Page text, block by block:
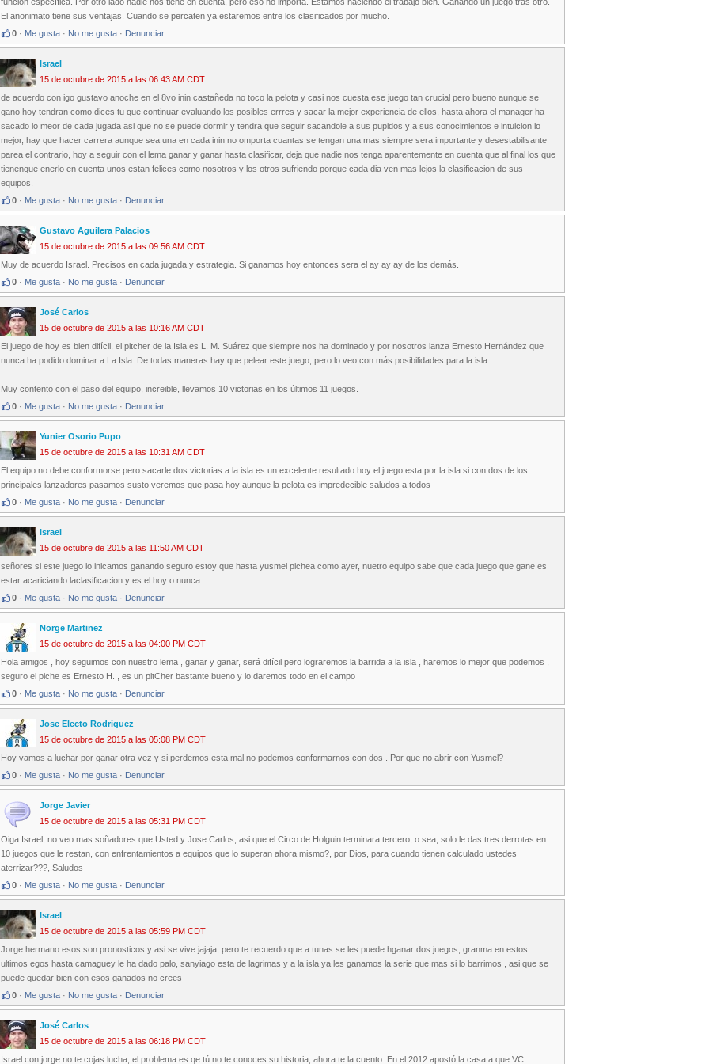
El anonimato tiene sus ventajas. Cuando se percaten ya estaremos entre los clasificados por mucho.
0 · Me gusta · No me gusta · Denunciar
Israel
15 de octubre de 2015 a las 06:43 AM CDT
de acuerdo con igo gustavo anoche en el 8vo inin castañeda no toco la pelota y casi nos cuesta ese juego tan crucial pero bueno aunque se
gano hoy tendran como dices tu que continuar evaluando los posibles errres y sacar la mejor experiencia de ellos, hasta ahora el manager ha
sacado lo meor de cada jugada asi que no se puede dormir y tendra que seguir sacandole a sus pupidos y a sus conocimientos e intuicion lo
mejor, hay que hacer carrera aunque sea una en cada inin no omporta cuantas se tengan una mas siempre sera importante y desestabilisante
parea el contrario, hoy a seguir con el lema ganar y ganar hasta clasificar, deja que nadie nos tenga aparentemente en cuenta que al final los que
tienenque enerlo en cuenta unos estan felices como nosotros y los otros sufriendo porque cada dia ven mas lejos la clasificacion de sus
equipos.
0 · Me gusta · No me gusta · Denunciar
Gustavo Aguilera Palacios
15 de octubre de 2015 a las 09:56 AM CDT
Muy de acuerdo Israel. Precisos en cada jugada y estrategia. Si ganamos hoy entonces sera el ay ay ay de los demás.
0 · Me gusta · No me gusta · Denunciar
José Carlos
15 de octubre de 2015 a las 10:16 AM CDT
El juego de hoy es bien difícil, el pitcher de la Isla es L. M. Suárez que siempre nos ha dominado y por nosotros lanza Ernesto Hernández que
nunca ha podido dominar a La Isla. De todas maneras hay que pelear este juego, pero lo veo con más posibilidades para la isla.
Muy contento con el paso del equipo, increible, llevamos 10 victorias en los últimos 11 juegos.
0 · Me gusta · No me gusta · Denunciar
Yunier Osorio Pupo
15 de octubre de 2015 a las 10:31 AM CDT
El equipo no debe conformorse pero sacarle dos victorias a la isla es un excelente resultado hoy el juego esta por la isla si con dos de los
principales lanzadores pasamos susto veremos que pasa hoy aunque la pelota es impredecible saludos a todos
0 · Me gusta · No me gusta · Denunciar
Israel
15 de octubre de 2015 a las 11:50 AM CDT
señores si este juego lo inicamos ganando seguro estoy que hasta yusmel pichea como ayer, nuetro equipo sabe que cada juego que gane es
estar acariciando laclasificacion y es el hoy o nunca
0 · Me gusta · No me gusta · Denunciar
Norge Martinez
15 de octubre de 2015 a las 04:00 PM CDT
Hola amigos , hoy seguimos con nuestro lema , ganar y ganar, será difícil pero lograremos la barrida a la isla , haremos lo mejor que podemos ,
seguro el piche es Ernesto H. , es un pitCher bastante bueno y lo daremos todo en el campo
0 · Me gusta · No me gusta · Denunciar
Jose Electo Rodriguez
15 de octubre de 2015 a las 05:08 PM CDT
Hoy vamos a luchar por ganar otra vez y si perdemos esta mal no podemos conformarnos con dos . Por que no abrir con Yusmel?
0 · Me gusta · No me gusta · Denunciar
Jorge Javier
15 de octubre de 2015 a las 05:31 PM CDT
Oiga Israel, no veo mas soñadores que Usted y Jose Carlos, asi que el Circo de Holguin terminara tercero, o sea, solo le das tres derrotas en
10 juegos que le restan, con enfrentamientos a equipos que lo superan ahora mismo?, por Dios, para cuando tienen calculado ustedes
aterrizar???, Saludos
0 · Me gusta · No me gusta · Denunciar
Israel
15 de octubre de 2015 a las 05:59 PM CDT
Jorge hermano esos son pronosticos y asi se vive jajaja, pero te recuerdo que a tunas se les puede hganar dos juegos, granma en estos
ultimos egos hasta camaguey le ha dado palo, sanyiago esta de lagrimas y a la isla ya les ganamos la serie que mas si lo barrimos , asi que se
puede quedar bien con esos ganados no crees
0 · Me gusta · No me gusta · Denunciar
José Carlos
15 de octubre de 2015 a las 06:18 PM CDT
Israel con jorge no te cojas lucha, el problema es qe tú no te conoces su historia, ahora te la cuento. En el 2012 apostó la casa a que VC